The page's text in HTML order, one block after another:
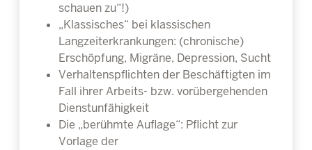
schauen zu“!)
„Klassisches“ bei klassischen
Langzeiterkrankungen: (chronische)
Erschöpfung, Migräne, Depression, Sucht
Verhaltenspflichten der Beschäftigten im
Fall ihrer Arbeits- bzw. vorübergehenden
Dienstunfähigkeit
Die „berühmte Auflage“: Pflicht zur
Vorlage der